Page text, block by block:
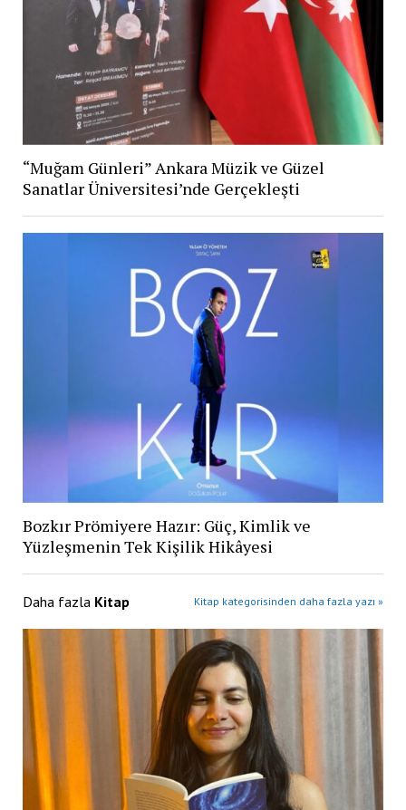
“Muğam Günleri” Ankara Müzik ve Güzel
Sanatlar Üniversitesi’nde Gerçekleşti
Bozkır Prömiyere Hazır: Güç, Kimlik ve
Yüzleşmenin Tek Kişilik Hikâyesi
Daha fazla Kitap Kitap kategorisinden daha fazla yazı »